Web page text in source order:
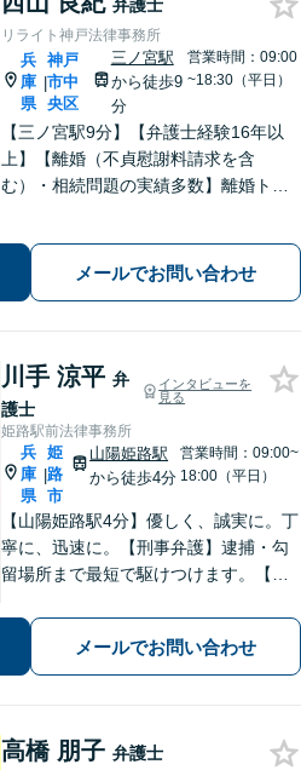
弁護士
リライト神戸法律事務所
兵
庫
県
|
神戸
市中
央区
三ノ宮駅
から徒歩9
分
営業時間：09:00
~18:30（平日）
【三ノ宮駅9分】【弁護士経験16年以
上】【離婚（不貞慰謝料請求を含
む）・相続問題の実績多数】離婚トラ
く、依頼者が有利な条件で解決できる
対処法をご提案します。【初回相談無
メールでお問い合わせ
川手 涼平 弁
護士
インタビューを
見る
姫路駅前法律事務所
兵
庫
県
|
姫
路
市
山陽姫路駅
から徒歩4分
営業時間：09:00~
18:00（平日）
【山陽姫路駅4分】優しく、誠実に。丁
寧に、迅速に。【刑事弁護】逮捕・勾
留場所まで最短で駆けつけます。【債
の生活再建をサポートします。【交通
事故】「こんな相談でも大丈夫だろう
か」と躊躇されている方もご相談くだ
さい。
メールでお問い合わせ
高橋 朋子 弁護士